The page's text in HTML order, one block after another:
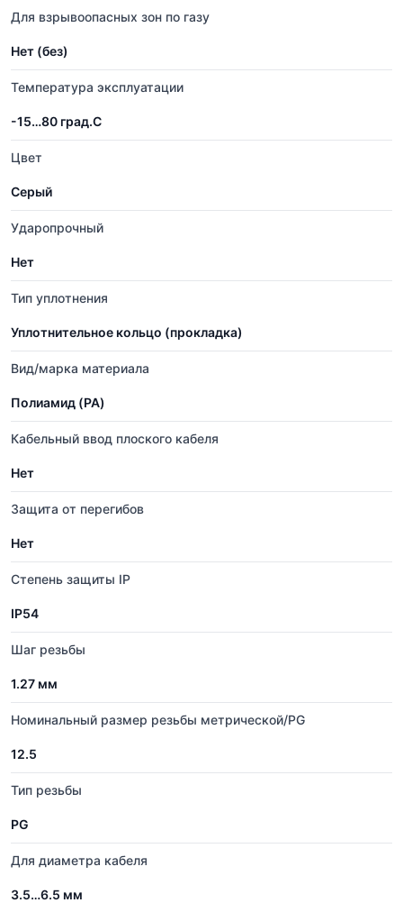
Для взрывоопасных зон по газу
Нет (без)
Температура эксплуатации
-15…80 град.C
Цвет
Серый
Ударопрочный
Нет
Тип уплотнения
Уплотнительное кольцо (прокладка)
Вид/марка материала
Полиамид (PA)
Кабельный ввод плоского кабеля
Нет
Защита от перегибов
Нет
Степень защиты IP
IP54
Шаг резьбы
1.27 мм
Номинальный размер резьбы метрической/PG
12.5
Тип резьбы
PG
Для диаметра кабеля
3.5…6.5 мм